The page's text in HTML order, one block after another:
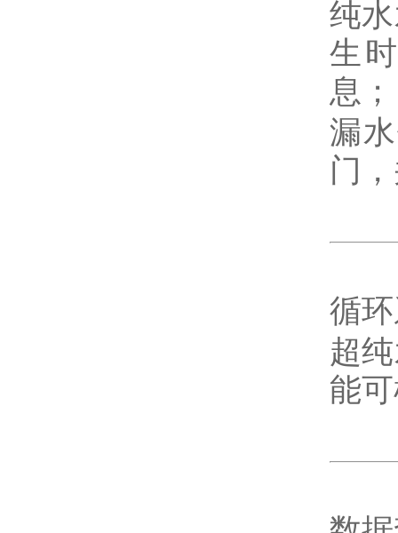
纯
生
息；
漏
门
循
超
能